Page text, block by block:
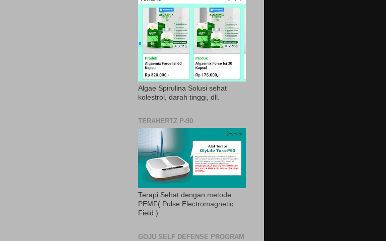
Algae Spirulina Solusi sehat
kolestrol, darah tinggi, dll.
TERAHERTZ P-90
Terapi Sehat dengan metode
PEMF( Pulse Electromagnetic
Field )
GOJU SELF DEFENSE PROGRAM